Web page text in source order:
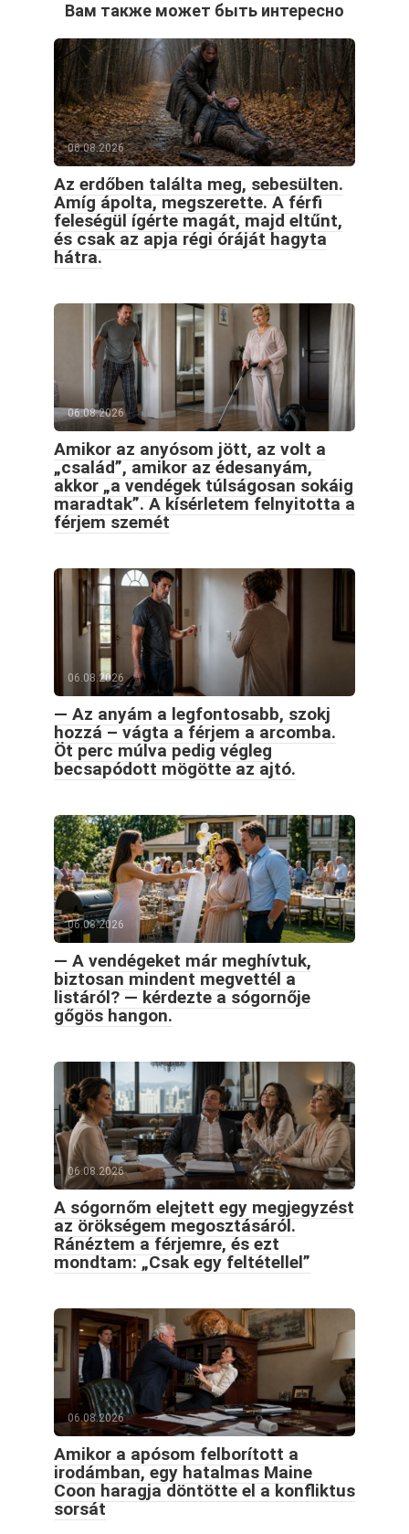
Вам также может быть интересно
06.08.2026
Az erdőben találta meg, sebesülten.
Amíg ápolta, megszerette. A férfi
feleségül ígérte magát, majd eltűnt,
és csak az apja régi óráját hagyta
hátra.
06.08.2026
Amikor az anyósom jött, az volt a
„család”, amikor az édesanyám,
akkor „a vendégek túlságosan sokáig
maradtak”. A kísérletem felnyitotta a
férjem szemét
06.08.2026
— Az anyám a legfontosabb, szokj
hozzá – vágta a férjem a arcomba.
Öt perc múlva pedig végleg
becsapódott mögötte az ajtó.
06.08.2026
— A vendégeket már meghívtuk,
biztosan mindent megvettél a
listáról? — kérdezte a sógornője
gőgös hangon.
06.08.2026
A sógornőm elejtett egy megjegyzést
az örökségem megosztásáról.
Ránéztem a férjemre, és ezt
mondtam: „Csak egy feltétellel”
06.08.2026
Amikor a apósom felborított a
irodámban, egy hatalmas Maine
Coon haragja döntötte el a konfliktus
sorsát